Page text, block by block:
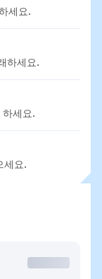
세요.
하세요.
하세요.
세요.